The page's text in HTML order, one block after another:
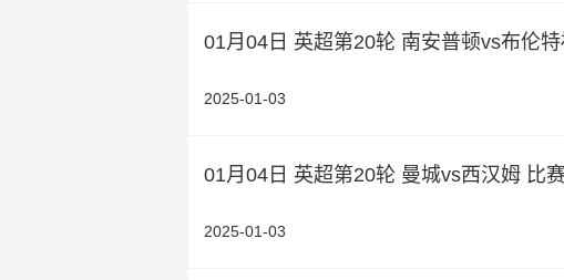
01月04日 英超第20轮 南安普顿vs布伦
2025-01-03
01月04日 英超第20轮 曼城vs西汉姆 比
2025-01-03